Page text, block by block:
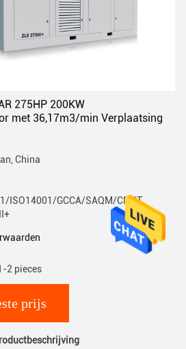
275HP 200KW
met 36,17m3/min Verplaatsing
China
ISO14001/GCCA/SAQM/CMIIT
2 pieces
prijs